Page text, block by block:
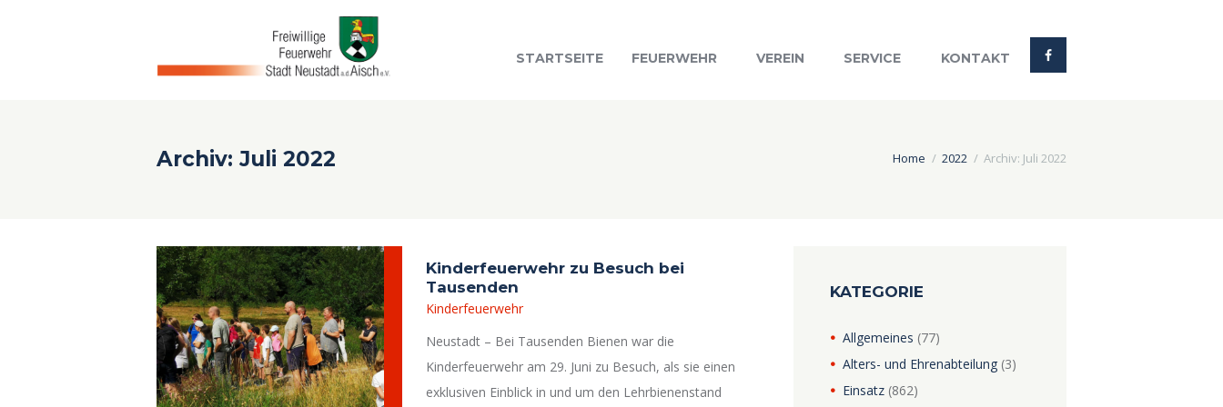
STARTSEITE FEUERWEHR VEREIN SERVICE KONTAKT
Archiv: Juli 2022 Home 2022 Archiv: Juli 2022
Kinderfeuerwehr zu Besuch bei
Tausenden
Kinderfeuerwehr
Neustadt – Bei Tausenden Bienen war die
Kinderfeuerwehr am 29. Juni zu Besuch, als sie einen
exklusiven Einblick in und um den Lehrbienenstand
KATEGORIE
Allgemeines (77)
Alters- und Ehrenabteilung(3)
Einsatz(862)